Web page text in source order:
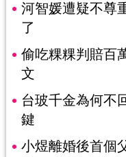
河智媛遭疑不
了
偷吃粿粿判賠百
文
台玻千金為何不
鍵
小煜離婚後首個